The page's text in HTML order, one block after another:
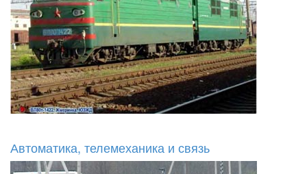
Автоматика, телемеханика и связь